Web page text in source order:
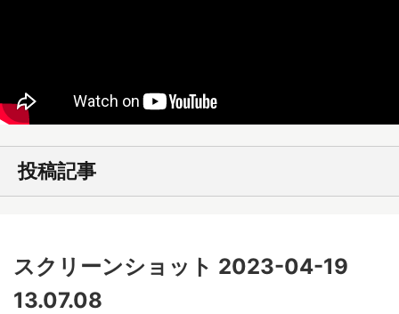
投稿記事
スクリーンショット 2023-04-19
13.07.08